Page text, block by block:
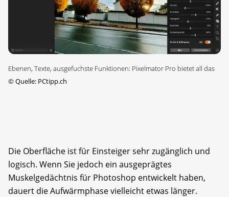
Ebenen, Texte, ausgefuchste Funktionen: Pixelmator Pro bietet all das
©Quelle: PCtipp.ch
Die Oberfläche ist für Einsteiger sehr zugänglich und
logisch. Wenn Sie jedoch ein ausgeprägtes
Muskelgedächtnis für Photoshop entwickelt haben,
dauert die Aufwärmphase vielleicht etwas länger.